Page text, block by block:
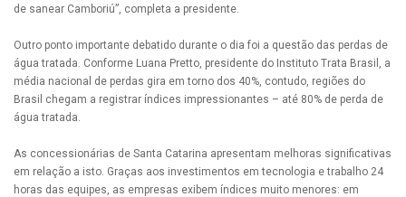
de sanear Camboriú”, completa a presidente.
Outro ponto importante debatido durante o dia foi a questão das perdas de
água tratada. Conforme Luana Pretto, presidente do Instituto Trata Brasil, a
média nacional de perdas gira em torno dos 40%, contudo, regiões do
Brasil chegam a registrar índices impressionantes – até 80% de perda de
água tratada.
As concessionárias de Santa Catarina apresentam melhoras significativas
em relação a isto. Graças aos investimentos em tecnologia e trabalho 24
horas das equipes, as empresas exibem índices muito menores: em